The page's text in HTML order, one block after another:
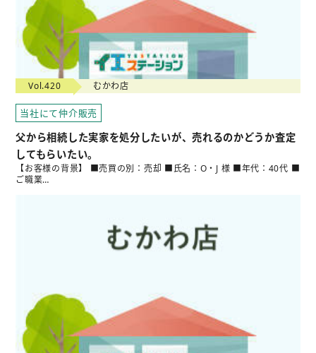
Vol.420 むかわ店
当社にて仲介販売
父から相続した実家を処分したいが、売れるのかどうか査定
してもらいたい。
【お客様の背景】 ■売買の別：売却 ■氏名：O・J 様 ■年代：40代 ■
ご職業…